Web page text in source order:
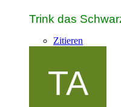
Trink das
Zitieren